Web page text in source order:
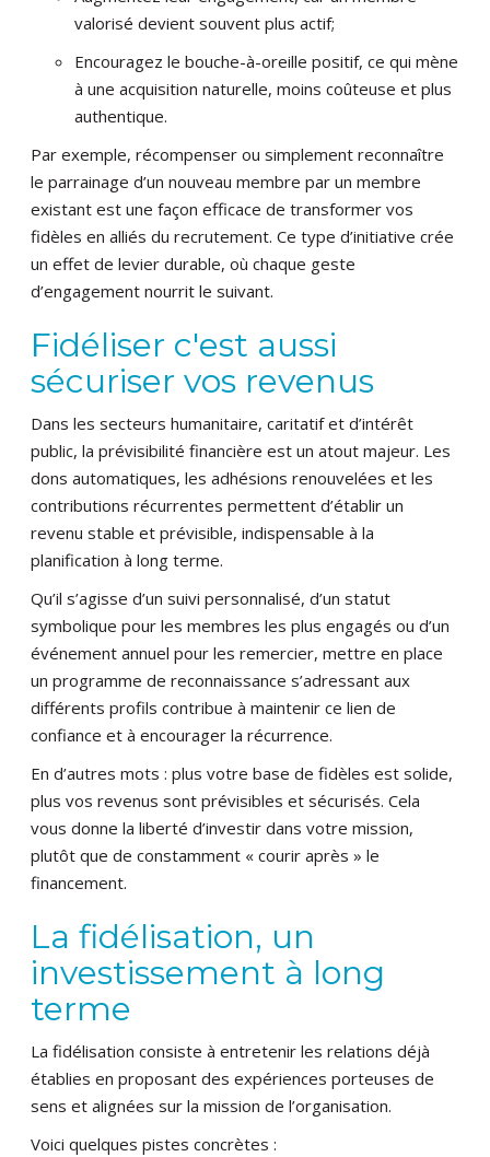
valorisé devient souvent plus actif;
Encouragez le bouche-à-oreille positif, ce qui mène
à une acquisition naturelle, moins coûteuse et plus
authentique.
Par exemple, récompenser ou simplement reconnaître
le parrainage d’un nouveau membre par un membre
existant est une façon efficace de transformer vos
fidèles en alliés du recrutement. Ce type d’initiative crée
un effet de levier durable, où chaque geste
d’engagement nourrit le suivant.
Fidéliser c'est aussi
sécuriser vos revenus
Dans les secteurs humanitaire, caritatif et d’intérêt
public, la prévisibilité financière est un atout majeur. Les
dons automatiques, les adhésions renouvelées et les
contributions récurrentes permettent d’établir un
revenu stable et prévisible, indispensable à la
planification à long terme.
Qu’il s’agisse d’un suivi personnalisé, d’un statut
symbolique pour les membres les plus engagés ou d’un
événement annuel pour les remercier, mettre en place
un programme de reconnaissance s’adressant aux
différents profils contribue à maintenir ce lien de
confiance et à encourager la récurrence.
En d’autres mots : plus votre base de fidèles est solide,
plus vos revenus sont prévisibles et sécurisés. Cela
vous donne la liberté d’investir dans votre mission,
plutôt que de constamment « courir après » le
financement.
La fidélisation, un
investissement à long
terme
La fidélisation consiste à entretenir les relations déjà
établies en proposant des expériences porteuses de
sens et alignées sur la mission de l’organisation.
Voici quelques pistes concrètes :